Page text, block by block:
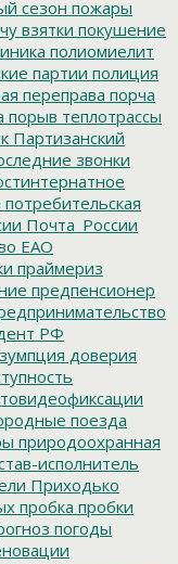
сезон пожары
взятки покушение
полиомиелит
партии полиция
переправа порча
порыв теплотрассы
Партизанский
звонки
потребительская
Почта_России
ЕАО
праймериз
предпенсионер
РФ
доверия
поезда
природоохранная
исполнитель
Приходько
пробка пробки
погоды